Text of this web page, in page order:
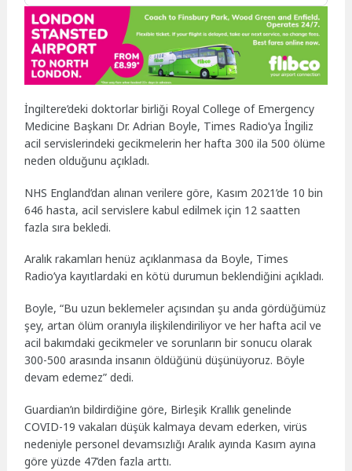
İngiltere’deki doktorlar birliği Royal College of Emergency
Medicine Başkanı Dr. Adrian Boyle, Times Radio’ya İngiliz
acil servislerindeki gecikmelerin her hafta 300 ila 500 ölüme
neden olduğunu açıkladı.
NHS England’dan alınan verilere göre, Kasım 2021’de 10 bin
646 hasta, acil servislere kabul edilmek için 12 saatten
fazla sıra bekledi.
Aralık rakamları henüz açıklanmasa da Boyle, Times
Radio’ya kayıtlardaki en kötü durumun beklendiğini açıkladı.
Boyle, “Bu uzun beklemeler açısından şu anda gördüğümüz
şey, artan ölüm oranıyla ilişkilendiriliyor ve her hafta acil ve
acil bakımdaki gecikmeler ve sorunların bir sonucu olarak
300-500 arasında insanın öldüğünü düşünüyoruz. Böyle
devam edemez” dedi.
Guardian’ın bildirdiğine göre, Birleşik Krallık genelinde
COVID-19 vakaları düşük kalmaya devam ederken, virüs
nedeniyle personel devamsızlığı Aralık ayında Kasım ayına
göre yüzde 47’den fazla arttı.